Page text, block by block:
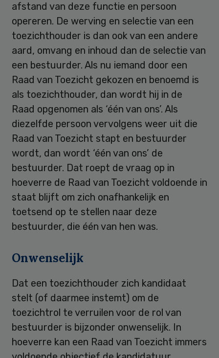
afstand van deze functie en persoon
opereren. De werving en selectie van een
toezichthouder is dan ook van een andere
aard, omvang en inhoud dan de selectie van
een bestuurder. Als nu iemand door een
Raad van Toezicht gekozen en benoemd is
als toezichthouder, dan wordt hij in de
Raad opgenomen als ‘één van ons’. Als
diezelfde persoon vervolgens weer uit die
Raad van Toezicht stapt en bestuurder
wordt, dan wordt ‘één van ons’ de
bestuurder. Dat roept de vraag op in
hoeverre de Raad van Toezicht voldoende in
staat blijft om zich onafhankelijk en
toetsend op te stellen naar deze
bestuurder, die één van hen was.
Onwenselijk
Dat een toezichthouder zich kandidaat
stelt (of daarmee instemt) om de
toezichtrol te verruilen voor de rol van
bestuurder is bijzonder onwenselijk. In
hoeverre kan een Raad van Toezicht immers